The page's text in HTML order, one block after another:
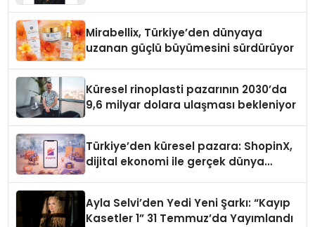
Mirabellix, Türkiye’den dünyaya
uzanan güçlü büyümesini sürdürüyor
Küresel rinoplasti pazarının 2030’da
9,6 milyar dolara ulaşması bekleniyor
Türkiye’den küresel pazara: ShopinX,
dijital ekonomi ile gerçek dünya
Ayla Selvi’den Yedi Yeni Şarkı: “Kayıp
Kasetler 1” 31 Temmuz’da Yayımlandı